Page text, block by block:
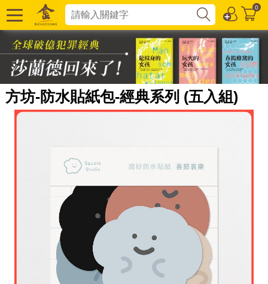
0
方坊-防水貼紙包-經典系列 (五入組)